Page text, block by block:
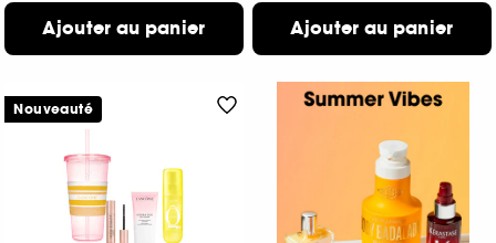
Ajouter au panier Ajouter au panier
Nouveauté